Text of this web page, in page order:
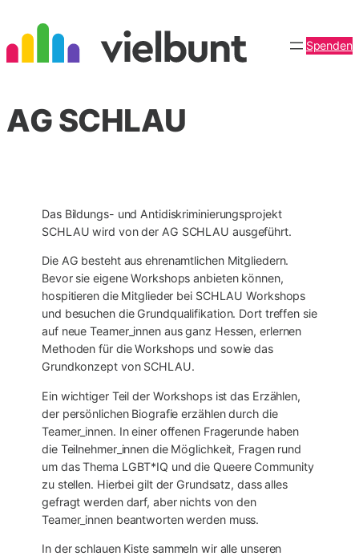
Inhalt
springen
Spenden
AG SCHLAU
Das Bildungs- und Antidiskriminierungsprojekt
SCHLAU wird von der AG SCHLAU ausgeführt.
Die AG besteht aus ehrenamtlichen Mitgliedern.
Bevor sie eigene Workshops anbieten können,
hospitieren die Mitglieder bei SCHLAU Workshops
und besuchen die Grundqualifikation. Dort treffen sie
auf neue Teamer_innen aus ganz Hessen, erlernen
Methoden für die Workshops und sowie das
Grundkonzept von SCHLAU.
Ein wichtiger Teil der Workshops ist das Erzählen,
der persönlichen Biografie erzählen durch die
Teamer_innen. In einer offenen Fragerunde haben
die Teilnehmer_innen die Möglichkeit, Fragen rund
um das Thema LGBT*IQ und die Queere Community
zu stellen. Hierbei gilt der Grundsatz, dass alles
gefragt werden darf, aber nichts von den
Teamer_innen beantworten werden muss.
In der schlauen Kiste sammeln wir alle unseren